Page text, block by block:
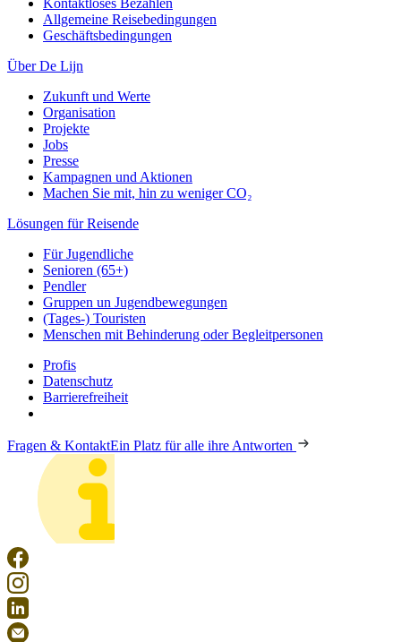
Kontaktloses Bezahlen
Allgemeine Reisebedingungen
Geschäftsbedingungen
Über De Lijn
Zukunft und Werte
Organisation
Projekte
Jobs
Presse
Kampagnen und Aktionen
Machen Sie mit, hin zu weniger CO₂
Lösungen für Reisende
Für Jugendliche
Senioren (65+)
Pendler
Gruppen un Jugendbewegungen
(Tages-) Touristen
Menschen mit Behinderung oder Begleitpersonen
Profis
Datenschutz
Barrierefreiheit
Fragen & KontaktEin Platz für alle ihre Antworten